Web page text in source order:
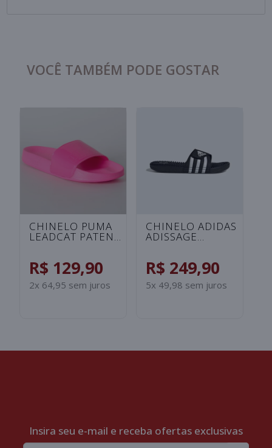
VOCÊ TAMBÉM PODE GOSTAR
UNISSEX -
ROSA/SALMAO
R$ 99,90
2x 49,95 sem juros
INFANTIL -
PRETO/BRANCO
R$ 129,90
Insira seu e-mail e receba ofertas exclusivas